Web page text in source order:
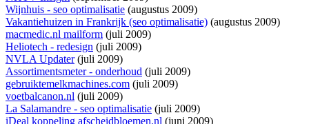
Wijnhuis - seo optimalisatie (augustus 2009)
Vakantiehuizen in Frankrijk (seo optimalisatie) (augustus 2009)
macmedic.nl mailform (juli 2009)
Heliotech - redesign (juli 2009)
NVLA Updater(juli 2009)
Assortimentsmeter - onderhoud (juli 2009)
gebruiktemelkmachines.com (juli 2009)
voetbalcanon.nl (juli 2009)
La Salamandre - seo optimalisatie (juli 2009)
iDeal koppeling afscheidbloemen.nl (juni 2009)